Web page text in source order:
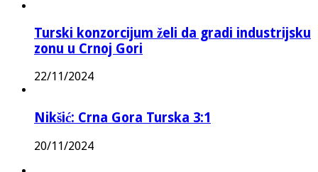
Turski konzorcijum želi da gradi industrijsku
zonu u Crnoj Gori
22/11/2024
Nikšić: Crna Gora Turska 3:1
20/11/2024